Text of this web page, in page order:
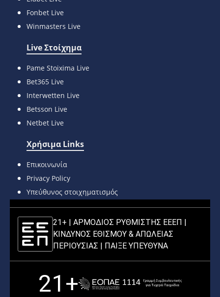
Fonbet Live
Winmasters Live
Live Στοίχημα
Pame Stoixima Live
Bet365 Live
Interwetten Live
Betsson Live
Netbet Live
Χρήσιμα Links
Επικοινωνία
Privacy Policy
Υπεύθυνος στοιχηματισμός
21+ | ΑΡΜΟΔΙΟΣ ΡΥΘΜΙΣΤΗΣ ΕΕΕΠ |
ΚΙΝΔΥΝΟΣ ΕΘΙΣΜΟΥ & ΑΠΩΛΕΙΑΣ
ΠΕΡΙΟΥΣΙΑΣ | ΠΑΙΞΕ ΥΠΕΥΘΥΝΑ
21+